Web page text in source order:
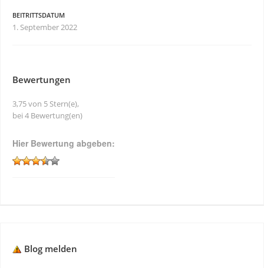
BEITRITTSDATUM
1. September 2022
Bewertungen
3,75 von 5 Stern(e),
bei 4 Bewertung(en)
Hier Bewertung abgeben:
Blog melden